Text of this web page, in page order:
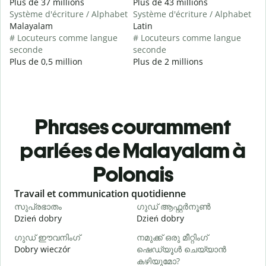
Système d'écriture / Alphabet
Malayalam
# Locuteurs comme langue
seconde
Plus de 0,5 million
Système d'écriture / Alphabet
Latin
# Locuteurs comme langue
seconde
Plus de 2 millions
Phrases couramment
parlées de Malayalam à
Polonais
Slide 1 of 6
Travail et communication quotidienne
സുപ്രഭാതം
Dzień dobry
ഗുഡ് ആഫ്റ്റർനൂൺ
Dzień dobry
ഗുഡ് ഈവനിംഗ്
Dobry wieczór
നമുക്ക് ഒരു മീറ്റിംഗ്
ഷെഡ്യൂൾ ചെയ്യാൻ
കഴിയുമോ?